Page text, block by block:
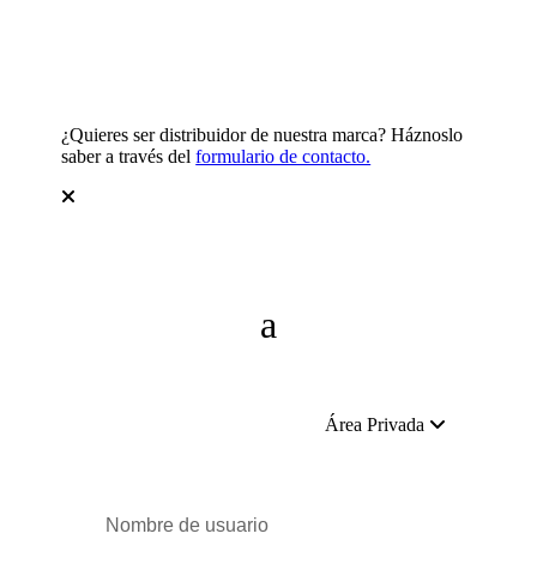
¿Quieres ser distribuidor de nuestra marca? Háznoslo
saber a través delformulario de contacto.
Área Privada